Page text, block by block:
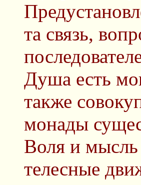
та связь,
Душа есть
также
монады
Воля и
телесные